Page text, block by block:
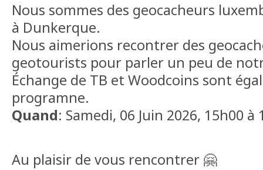
Nous sommes des geocacheurs
à Dunkerque.
Nous aimerions recontrer des
geotourists pour parler un peu de
Échange de TB et Woodcoins sont
programne.
Quand: Samedi, 06 Juin 2026, 15h00 à
Au plaisir de vous rencontrer 🤗